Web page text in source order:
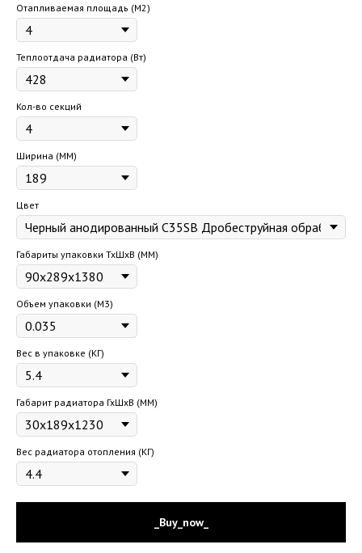
Отапливаемая площадь (M2)
Теплоотдача радиатора (Вт)
Кол-во секций
Ширина (ММ)
Цвет
Габариты упаковки ТхШхВ (ММ)
Объем упаковки (М3)
Вес в упаковке (КГ)
Габарит радиатора ГхШхВ (ММ)
Вес радиатора отопления (КГ)
_Buy_now_